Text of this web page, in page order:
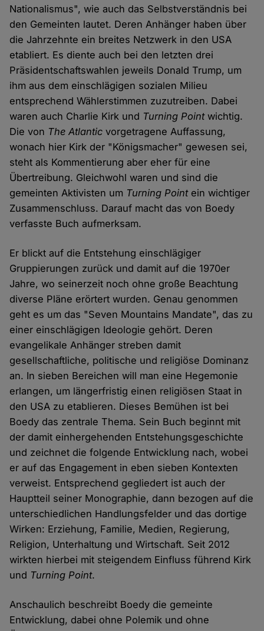
Nationalismus", wie auch das Selbstverständnis bei
den Gemeinten lautet. Deren Anhänger haben über
die Jahrzehnte ein breites Netzwerk in den USA
etabliert. Es diente auch bei den letzten drei
Präsidentschaftswahlen jeweils Donald Trump, um
ihm aus dem einschlägigen sozialen Milieu
entsprechend Wählerstimmen zuzutreiben. Dabei
waren auch Charlie Kirk und Turning Pointwichtig.
Die von The Atlantic vorgetragene Auffassung,
wonach hier Kirk der "Königsmacher" gewesen sei,
steht als Kommentierung aber eher für eine
Übertreibung. Gleichwohl waren und sind die
gemeinten Aktivisten um Turning Pointein wichtiger
Zusammenschluss. Darauf macht das von Boedy
verfasste Buch aufmerksam.
Er blickt auf die Entstehung einschlägiger
Gruppierungen zurück und damit auf die 1970er
Jahre, wo seinerzeit noch ohne große Beachtung
diverse Pläne erörtert wurden. Genau genommen
geht es um das "Seven Mountains Mandate", das zu
einer einschlägigen Ideologie gehört. Deren
evangelikale Anhänger streben damit
gesellschaftliche, politische und religiöse Dominanz
an. In sieben Bereichen will man eine Hegemonie
erlangen, um längerfristig einen religiösen Staat in
den USA zu etablieren. Dieses Bemühen ist bei
Boedy das zentrale Thema. Sein Buch beginnt mit
der damit einhergehenden Entstehungsgeschichte
und zeichnet die folgende Entwicklung nach, wobei
er auf das Engagement in eben sieben Kontexten
verweist. Entsprechend gegliedert ist auch der
Hauptteil seiner Monographie, dann bezogen auf die
unterschiedlichen Handlungsfelder und das dortige
Wirken: Erziehung, Familie, Medien, Regierung,
Religion, Unterhaltung und Wirtschaft. Seit 2012
wirkten hierbei mit steigendem Einfluss führend Kirk
und Turning Point.
Anschaulich beschreibt Boedy die gemeinte
Entwicklung, dabei ohne Polemik und ohne